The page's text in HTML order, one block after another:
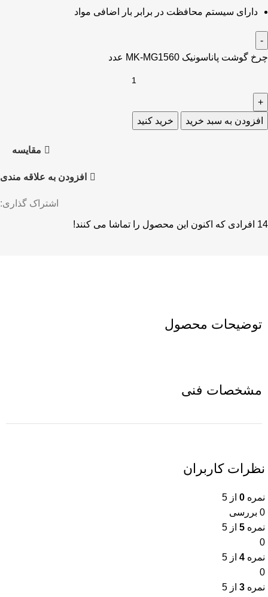
دارای سیستم محافظت در برابر بار اضافی مواد
چرخ گوشت پاناسونیک MK-MG1560 عدد
افزودن به سبد خرید خرید کنید
مقايسه
افزودن به علاقه مندی
اشتراک گذاری:
14 افرادی که اکنون این محصول را تماشا می کنند!
توضیحات محصول
مشخصات فنی
نظرات کاربران
نمره 0 از 5
0 بررسی
نمره 5 از 5
0
نمره 4 از 5
0
نمره 3 از 5